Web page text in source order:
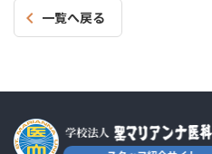
一覧へ戻る